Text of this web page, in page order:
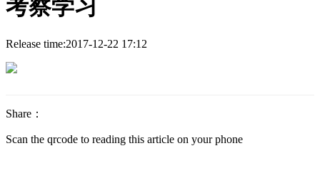
考察学习
Release time:2017-12-22 17:12
Share：
Scan the qrcode to reading this article on your phone